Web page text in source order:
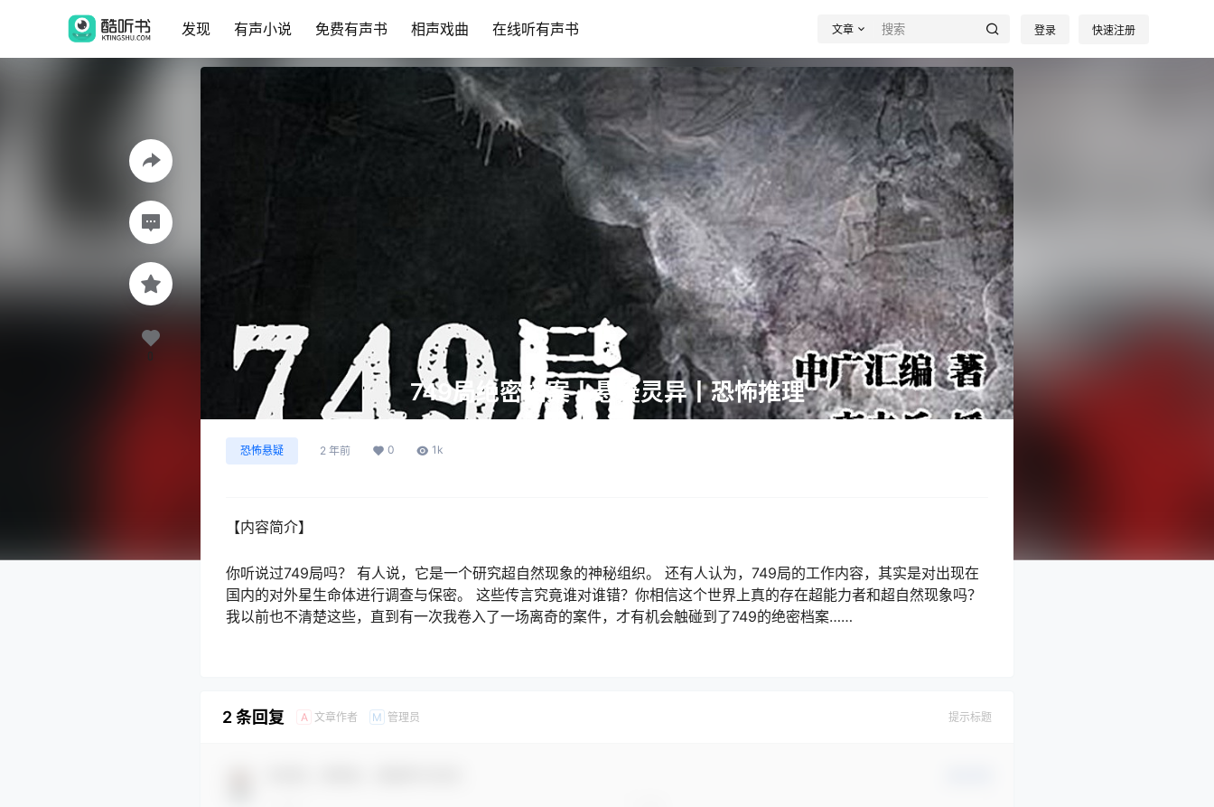
发现 有声小说 免费有声书 相声戏曲 在线听有声书 文章 登录 快速注册
749局绝密档案丨悬疑灵异丨恐怖推理
恐怖悬疑 2 年前 0 1k
【内容简介】
你听说过749局吗？ 有人说，它是一个研究超自然现象的神秘组织。 还有人认为，749局的工作内容，其实是对出现在
国内的对外星生命体进行调查与保密。 这些传言究竟谁对谁错？你相信这个世界上真的存在超能力者和超自然现象吗？
我以前也不清楚这些，直到有一次我卷入了一场离奇的案件，才有机会触碰到了749的绝密档案……
0
2 条回复 A 文章作者 M 管理员 提示标题